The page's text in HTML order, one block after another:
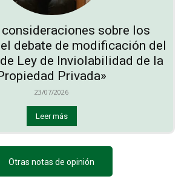
sobre los
debate de modificación del
Ley de Inviolabilidad de la
Privada»
23/07/2026
Leer más
Otras notas de opinión